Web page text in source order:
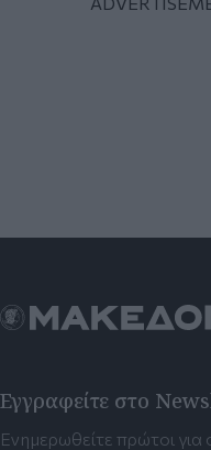
Εγγραφείτε στο
Ενημερωθείτε πρώτοι